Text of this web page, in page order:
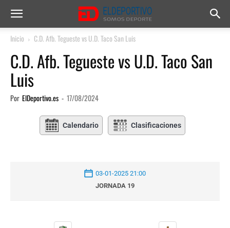
Inicio C.D. Afb. Tegueste vs U.D. Taco San Luis
C.D. Afb. Tegueste vs U.D. Taco San
Luis
Por ElDeportivo.es - 17/08/2024
Calendario Clasificaciones
03-01-2025 21:00
JORNADA 19